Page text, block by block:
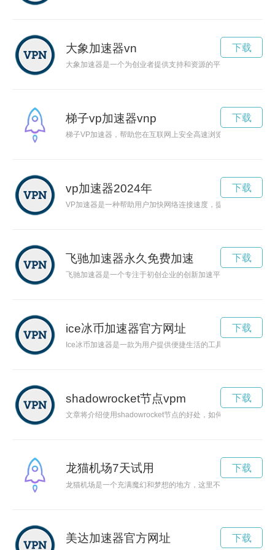
大象加速器vn
大象加速器是一个为创业者提供支持和资源的平台，旨在帮助
下载
梯子vp加速器vnp
梯子VP加速器，帮助您在互联网上安全高速浏览，保护您的个
下载
vp加速器2024年
VP加速器是一种帮助用户加快网络连接速度，提升数据传输效
下载
飞驰加速器永久免费加速
飞驰加速器是一个专注于初创企业的创新加速平台，通过提供
下载
ice冰币加速器官方网址
Ice冰币加速器是一款为用户提供便捷生活的工具，可以帮助用
下载
shadowrocket节点vpm
文章将介绍使用shadowrocket节点的好处，如何选择合适的节
下载
龙猫机场7天试用
龙猫机场是一个充满魔幻和梦想的地方，这里不仅给旅客带来
下载
美达加速器官方网址 下载